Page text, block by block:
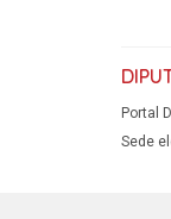
Portal
Sede